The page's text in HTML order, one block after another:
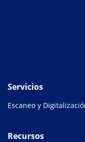
Servicios
Escaneo y
Recursos